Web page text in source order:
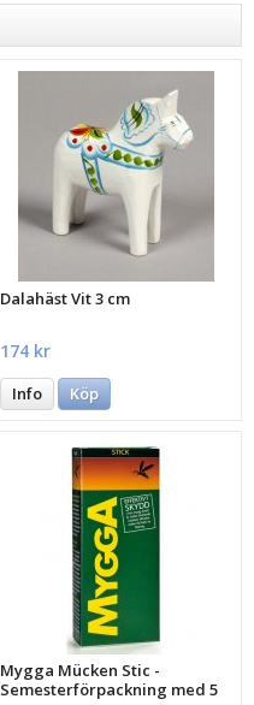
Dalahäst Vit 3 cm
174 kr
Info Köp
Mygga Mücken Stic -
Semesterförpackning med 5